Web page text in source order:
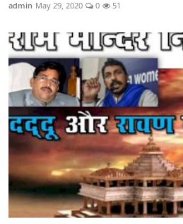
admin May 29, 2020 0 51